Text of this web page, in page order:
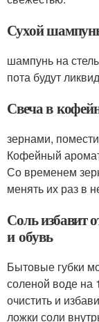
Сухой
шампунь на
пота будут
Свеча в
зернами,
Кофейный
Со временем
менять их раз в
Соль избавит
и обувь
Бытовые губки
соленой воде на
очистить и
ложки соли